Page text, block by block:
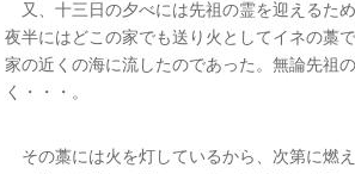
又、十三日の夕べには先祖の霊を迎えるた
夜半にはどこの家でも送り火としてイネの藁
家の近くの海に流したのであった。無論先祖
く・・・。
その藁には火を灯しているから、次第に燃